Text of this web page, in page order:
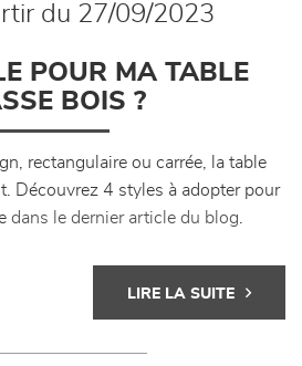
du 27/09/2023
POUR MA TABLE
BOIS ?
rectangulaire ou carrée, la table
Découvrez 4 styles à adopter pour
dans le dernier article du blog
LIRE LA SUITE